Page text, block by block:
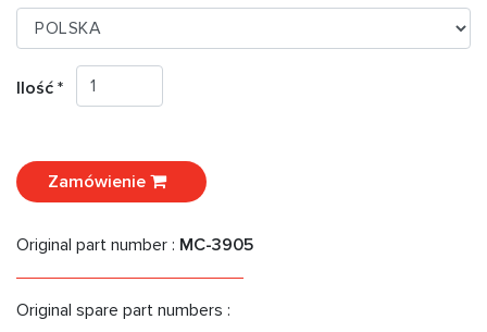
Ilość *
Zamówienie
Original part number : MC-3905
Original spare part numbers :